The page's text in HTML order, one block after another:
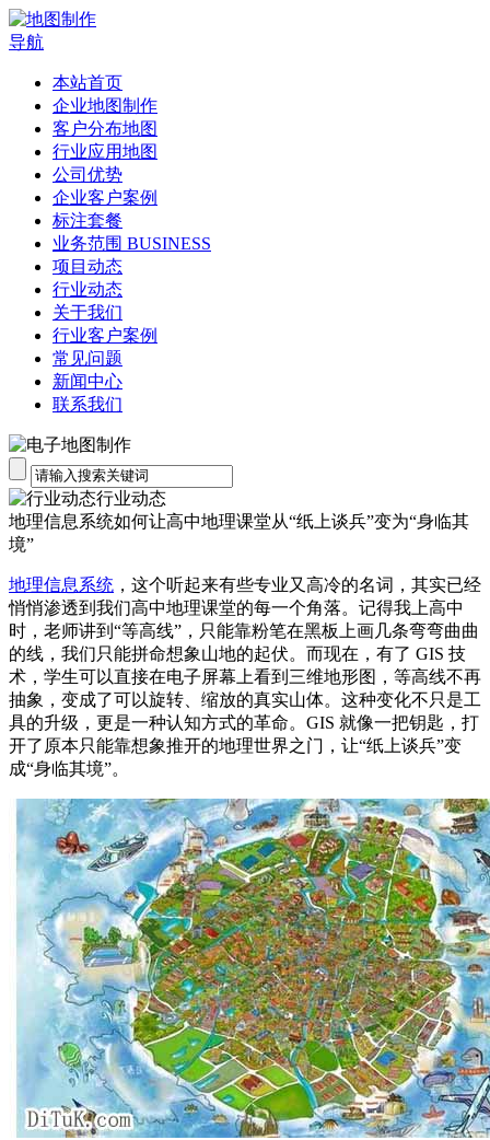
导航
本站首页
企业地图制作
客户分布地图
行业应用地图
公司优势
企业客户案例
标注套餐
业务范围 BUSINESS
项目动态
行业动态
关于我们
行业客户案例
常见问题
新闻中心
联系我们
行业动态
地理信息系统如何让高中地理课堂从“纸上谈兵”变为“身临其
境”
地理信息系统 ，这个听起来有些专业又高冷的名词，其实已经
悄悄渗透到我们高中地理课堂的每一个角落。记得我上高中
时，老师讲到“等高线”，只能靠粉笔在黑板上画几条弯弯曲曲
的线，我们只能拼命想象山地的起伏。而现在，有了 GIS 技
术，学生可以直接在电子屏幕上看到三维地形图，等高线不再
抽象，变成了可以旋转、缩放的真实山体。这种变化不只是工
具的升级，更是一种认知方式的革命。GIS 就像一把钥匙，打
开了原本只能靠想象推开的地理世界之门，让“纸上谈兵”变
成“身临其境”。